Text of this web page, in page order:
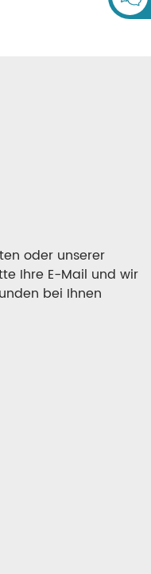
oder unserer
Ihre E-Mail und wir
bei Ihnen